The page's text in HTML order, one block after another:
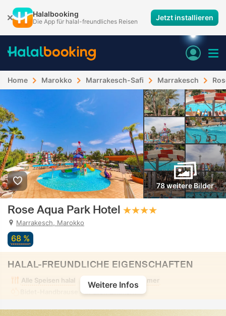
Halalbooking
Die App für halal-freundliches Reisen Jetzt installieren
Home Marokko Marrakesch-Safi Marrakesch
78 weitere Bilder
Rose Aqua Park Hotel
Marrakesch, Marokko
68 %
HALAL-FREUNDLICHE EIGENSCHAFTEN
Alle Speisen halal
Alkoholfreies Zimmer
• In allen Zimmern
Weitere Infos